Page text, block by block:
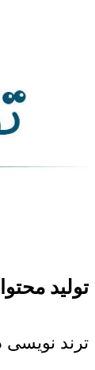
تولید
ترند